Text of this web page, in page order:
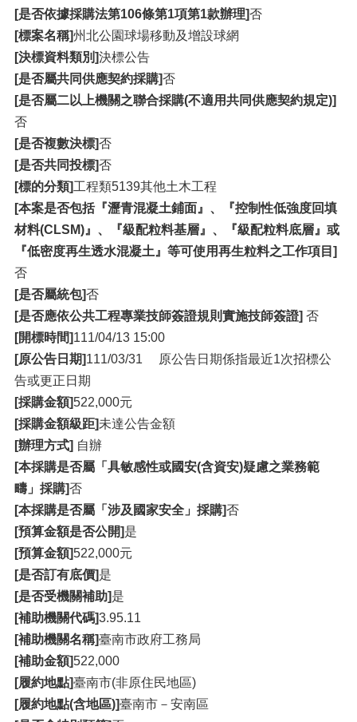
[是否依據採購法第106條第1項第1款辦理]否
[標案名稱]州北公園球場移動及增設球網
[決標資料類別]決標公告
[是否屬共同供應契約採購]否
[是否屬二以上機關之聯合採購(不適用共同供應契約規定)]
否
[是否複數決標]否
[是否共同投標]否
[標的分類]工程類5139其他土木工程
[本案是否包括『瀝青混凝土鋪面』、『控制性低強度回填
材料(CLSM)』、『級配粒料基層』、『級配粒料底層』或
『低密度再生透水混凝土』等可使用再生粒料之工作項目]
否
[是否屬統包]否
[是否應依公共工程專業技師簽證規則實施技師簽證] 否
[開標時間]111/04/13 15:00
[原公告日期]111/03/31 原公告日期係指最近1次招標公
告或更正日期
[採購金額]522,000元
[採購金額級距]未達公告金額
[辦理方式] 自辦
[本採購是否屬「具敏感性或國安(含資安)疑慮之業務範
疇」採購]否
[本採購是否屬「涉及國家安全」採購]否
[預算金額是否公開]是
[預算金額]522,000元
[是否訂有底價]是
[是否受機關補助]是
[補助機關代碼]3.95.11
[補助機關名稱]臺南市政府工務局
[補助金額]522,000
[履約地點]臺南市(非原住民地區)
[履約地點(含地區)]臺南市－安南區